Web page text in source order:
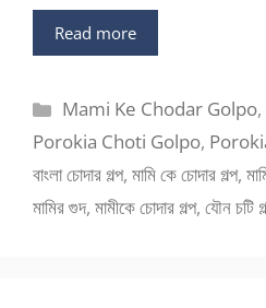
Read more
Categories
Mami Ke Chodar Golpo,
Porokia Choti Golpo,
বাংলা চোদার গল্প, মামি কে চোদার গল্প,
মামির গুদ, মামীকে চোদার গল্প, যৌন চটি